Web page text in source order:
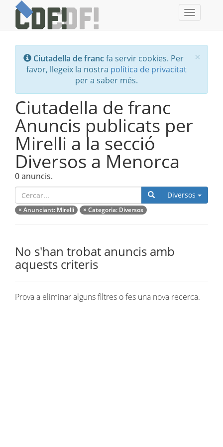
Toggle
×
Ciutadella de francfa servir cookies. Per
favor, llegeix la nostra política de privacitat
per a saber més.
Ciutadella de franc
Anuncis publicats per
Mirelli a la secció
Diversos a Menorca
0 anuncis.
Diversos
× Anunciant: Mirelli × Categoria: Diversos
No s'han trobat anuncis amb
aquests criteris
Prova a eliminar alguns filtres o fes una nova recerca.